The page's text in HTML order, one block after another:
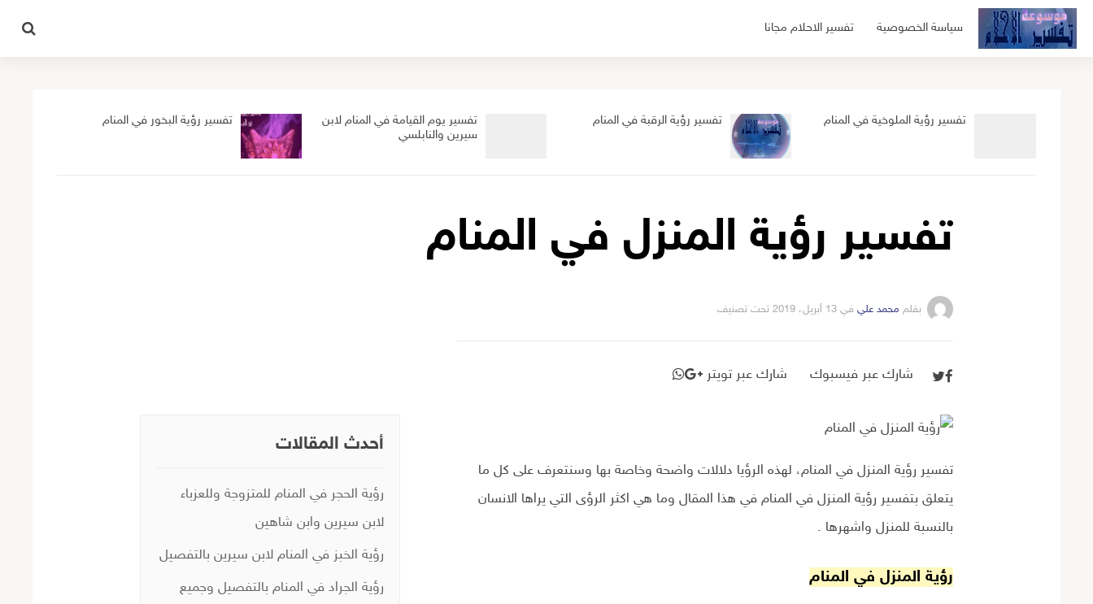
التجاوز
سياسة الخصوصية تفسير الاحلام مجانا
تفسير رؤية الملوخية في المنام تفسير رؤية الرقبة في المنام
تفسير يوم القيامة في المنام لابن
سيرين والنابلسي
تفسير رؤية البخور في المنام
تفسير رؤية المنزل في المنام
بقلم محمد علي في 13 أبريل، 2019 تحت تصنيف
شارك عبر فيسبوك شارك عبر تويتر
تفسير رؤية المنزل في المنام، لهذه الرؤيا دلالات واضحة وخاصة بها وسنتعرف على كل ما
يتعلق بتفسير رؤية المنزل في المنام في هذا المقال وما هي اكثر الرؤى التي يراها الانسان
بالنسبة للمنزل واشهرها .
رؤية المنزل في المنام
أحدث المقالات
رؤية الحجر في المنام للمتزوجة وللعزباء
لابن سيرين وابن شاهين
رؤية الخبز في المنام لابن سيرين بالتفصيل
رؤية الجراد في المنام بالتفصيل وجميع